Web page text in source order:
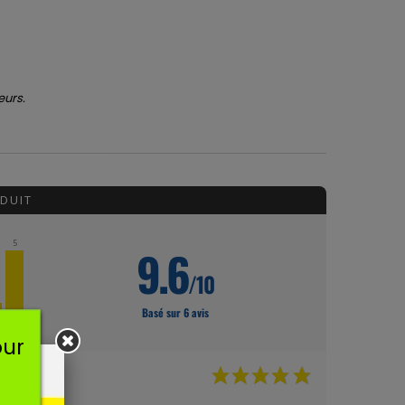
5 9.6/10
Basé sur 6 avis